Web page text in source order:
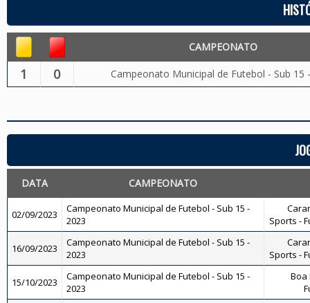
CAMPEONATO
1 0 Campeonato Municipal de Futebol - Sub 15
DATA CAMPEONATO
02/09/2023
Campeonato Municipal de Futebol - Sub 15 -
2023
Sports -
16/09/2023
Campeonato Municipal de Futebol - Sub 15 -
2023
Sports -
15/10/2023
Campeonato Municipal de Futebol - Sub 15 -
2023
Boa